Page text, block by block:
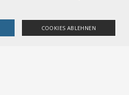
COOKIES ABLEHNEN